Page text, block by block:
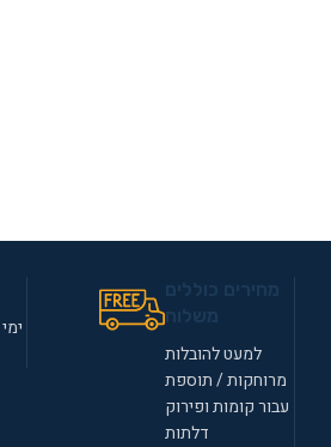
למעט להובלות
מרוחקות / תוספת
עבור קומות ופירוק
דלתות